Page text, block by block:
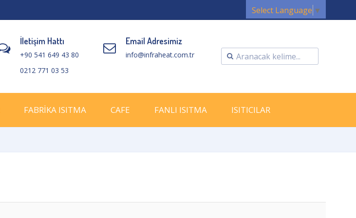
Select Language ▼
İletişim Hattı
+90 541 649 43 80
0212 771 03 53
Email Adresimiz
info@infraheat.com.tr
FABRİKA ISITMA CAFE FANLI ISITMA ISITICILAR